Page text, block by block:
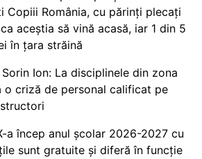
Copiii România, cu părinți plecați
aceștia să vină acasă, iar 1 din 5
în țara străină
Ion: La disciplinele din zona
o criză de personal calificat pe
a încep anul școlar 2026-2027 cu
sunt gratuite și diferă în funcție